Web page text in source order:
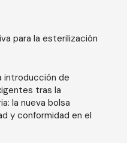
para la esterilización
introducción de
tras la
la nueva bolsa
y conformidad en el